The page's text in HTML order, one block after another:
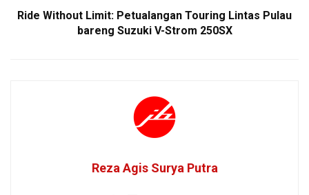
Ride Without Limit: Petualangan Touring Lintas Pulau
bareng Suzuki V-Strom 250SX
Reza Agis Surya Putra